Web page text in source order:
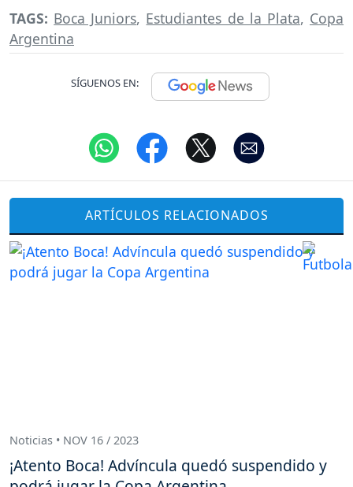
TAGS: Boca Juniors, Estudiantes de la Plata, Copa
Argentina
SÍGUENOS EN:
ARTÍCULOS RELACIONADOS
Noticias • NOV 16 / 2023
¡Atento Boca! Advíncula quedó suspendido y